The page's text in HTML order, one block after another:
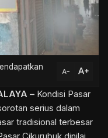
text_decrease text_increase
– Kondisi Pasar
serius dalam
tradisional terbesar